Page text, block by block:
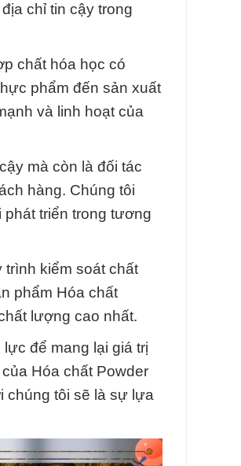
chỉ tin cậy trong
chất hóa học có
phẩm đến sản xuất
và linh hoạt của
mà còn là đối tác
hàng. Chúng tôi
triển trong tương
kiểm soát chất
phẩm Hóa chất
lượng cao nhất.
để mang lại giá trị
Hóa chất Powder
chúng tôi sẽ là sự lựa